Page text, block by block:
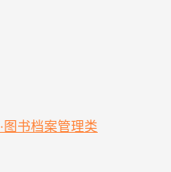
图书档案管理类